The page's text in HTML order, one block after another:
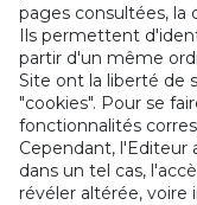
pages consultées, la
Ils permettent
partir d'un même
Site ont la liberté de
"cookies". Pour se
fonctionnalités
Cependant, l'Editeur
dans un tel cas,
révéler altérée, voire